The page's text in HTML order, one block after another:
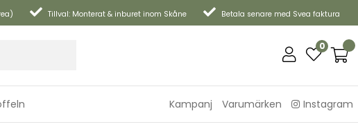
Tillval: Monterat & inburet inom Skåne Betala senare med Svea faktura
0
Kampanj Varumärken Instagram